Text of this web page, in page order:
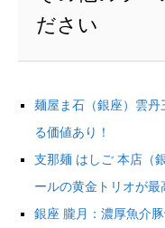
ださい
麺屋ま石（銀座）雲
る価値あり！
支那麺 はしご 本店（
ールの黄金トリオが最
銀座 朧月：濃厚魚介